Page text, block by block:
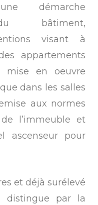
démarche
du bâtiment,
visant à
appartements
mise en oeuvre
dans les salles
aux normes
l’immeuble et
ascenseur pour
et déjà surélevé
distingue par la